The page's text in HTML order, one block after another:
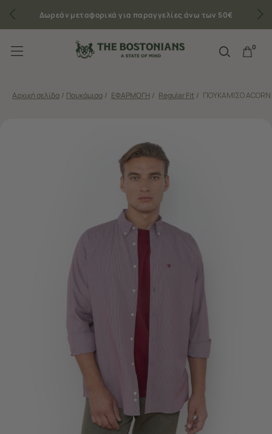
Δωρεάν μεταφορικά για παραγγελίες άνω των 50€
0
Αρχική σελίδα / Πουκάμισα / ΕΦΑΡΜΟΓΗ / Regular Fit / ΠΟΥΚΑΜΙΣΟ ACORN